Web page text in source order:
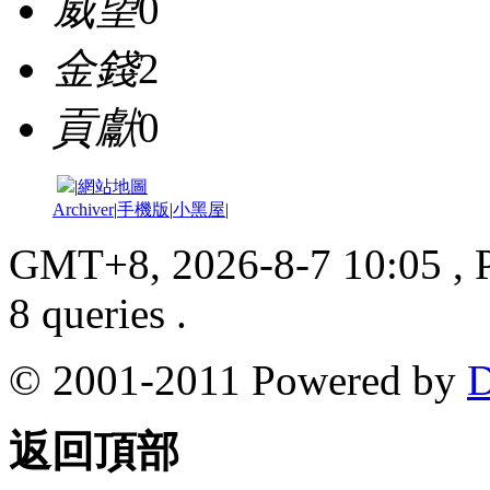
金錢2
貢獻0
|網站地圖
Archiver|手機版|小黑屋|
GMT+8, 2026-8-7 10:05 ,
8 queries .
© 2001-2011 Powered by
返回頂部